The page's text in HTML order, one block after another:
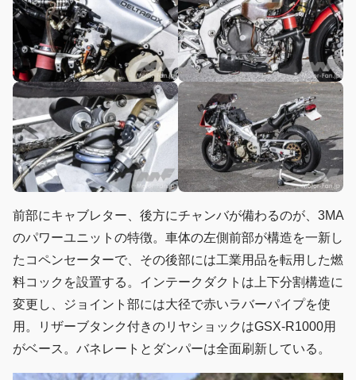
前部にキャブレター、後方にチャンバが備わるのが、3MA
のパワーユニットの特徴。車体の左側前部が構造を一新し
たコペンセーターで、その後部には工業用品を転用した燃
料コックを設置する。インテークダクトは上下分割構造に
変更し、ジョイント部には大径で赤いラバーパイプを使
用。リザーブタンク付きのリヤショックはGSX-R1000用
がベース。バネレートとダンパーは全面刷新している。